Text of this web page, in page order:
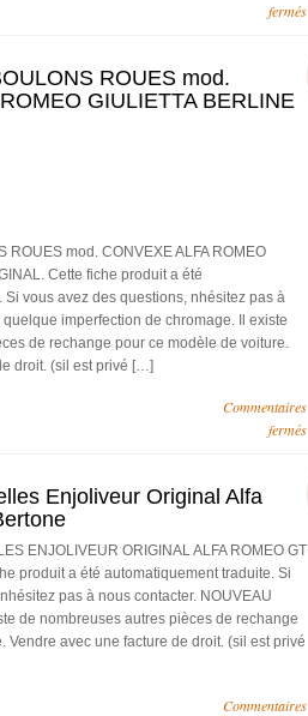
fermés
ROUES mod.
GIULIETTA BERLINE
ROUES mod. CONVEXE ALFA ROMEO
Cette fiche produit a été
vous avez des questions, nhésitez pas à
imperfection de chromage. Il existe
de rechange pour ce modèle de voiture.
droit. (sil est privé […]
Commentaires
fermés
Enjoliveur Original Alfa
ENJOLIVEUR ORIGINAL ALFA ROMEO GT
produit a été automatiquement traduite. Si
pas à nous contacter. NOUVEAU
de nombreuses autres pièces de rechange
Vendre avec une facture de droit. (sil est privé
Commentaires